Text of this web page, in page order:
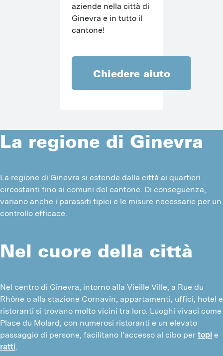
aziende nella città di
Ginevra e in tutto il
cantone!
Chiedere aiuto
La regione di Ginevra
La regione di Ginevra si estende dalla città ai quartieri
circostanti fino ai comuni del cantone. Di conseguenza,
variano anche i parassiti tipici e le misure necessarie per un
controllo efficace.
Nel cuore della città
Nel centro di Ginevra, intorno alla Vieille Ville, a Rue du
Rhône o alla stazione Cornavin, appartamenti, uffici, hotel e
ristoranti si trovano molto vicini tra loro. Luoghi vivaci come
Place du Molard, con numerosi ristoranti e un elevato
passaggio di persone, facilitano l’accesso al cibo per topi
ratti.